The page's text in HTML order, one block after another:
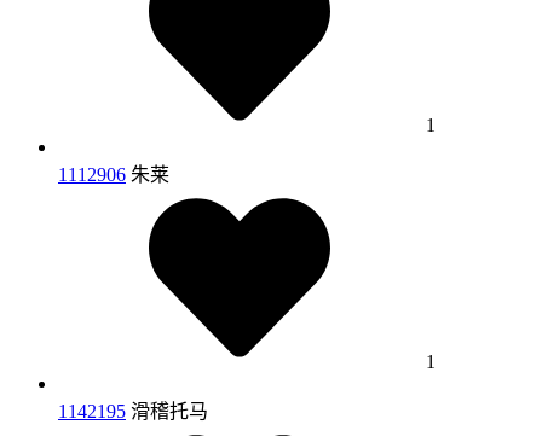
1
1112906 朱莱
1
1142195 滑稽托马